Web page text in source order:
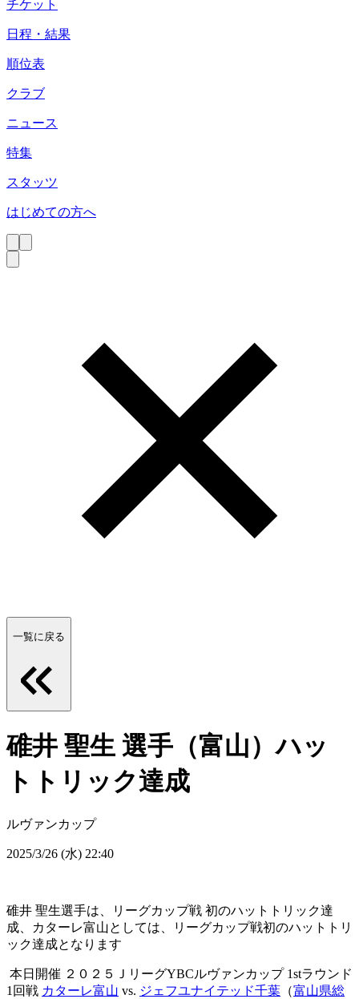
チケット
日程・結果
順位表
クラブ
ニュース
特集
スタッツ
はじめての方へ
一覧に戻る
碓井 聖生 選手（富山）ハッ
トトリック達成
ルヴァンカップ
2025/3/26 (水) 22:40
碓井 聖生選手は、リーグカップ戦 初のハットトリック達
成、カターレ富山としては、リーグカップ戦初のハットトリ
ック達成となります
本日開催 ２０２５ＪリーグYBCルヴァンカップ 1stラウンド
1回戦 カターレ富山 vs. ジェフユナイテッド千葉 （富山県総